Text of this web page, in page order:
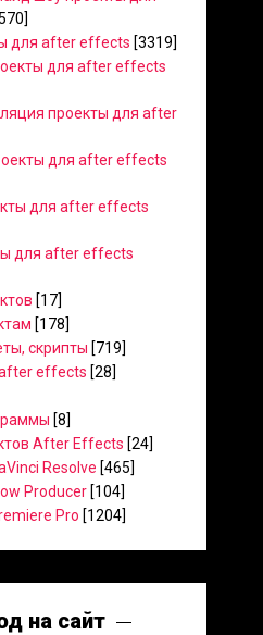
для after effects [3319]
для after effects
проекты для after
для after effects
для after effects
для after effects
[17]
[178]
скрипты [719]
effects [28]
[8]
After Effects [24]
Resolve [465]
Producer [104]
Pro [1204]
на сайт